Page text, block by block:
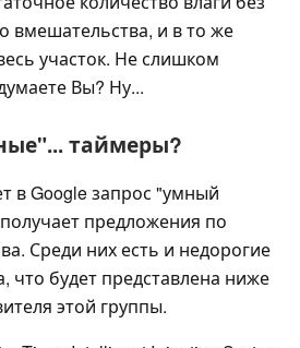
вмешательства, и в то же
участок. Не слишком
Вы? Ну...
таймеры?
в Google запрос "умный
предложения по
Среди них есть и недорогие
что будет представлена ниже
этой группы.